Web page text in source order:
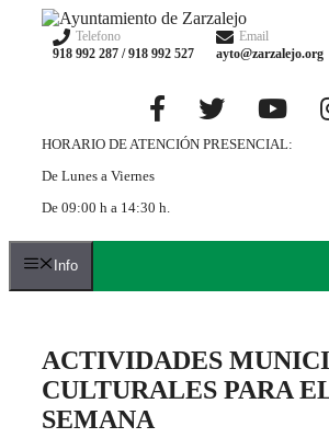
Saltar
contenido
Telefono
918 992 287 / 918 992 527
Email
ayto@zarzalejo.org
HORARIO DE ATENCIÓN PRESENCIAL:
De Lunes a Viernes
De 09:00 h a 14:30 h.
Info
ACTIVIDADES
CULTURALES PARA
SEMANA